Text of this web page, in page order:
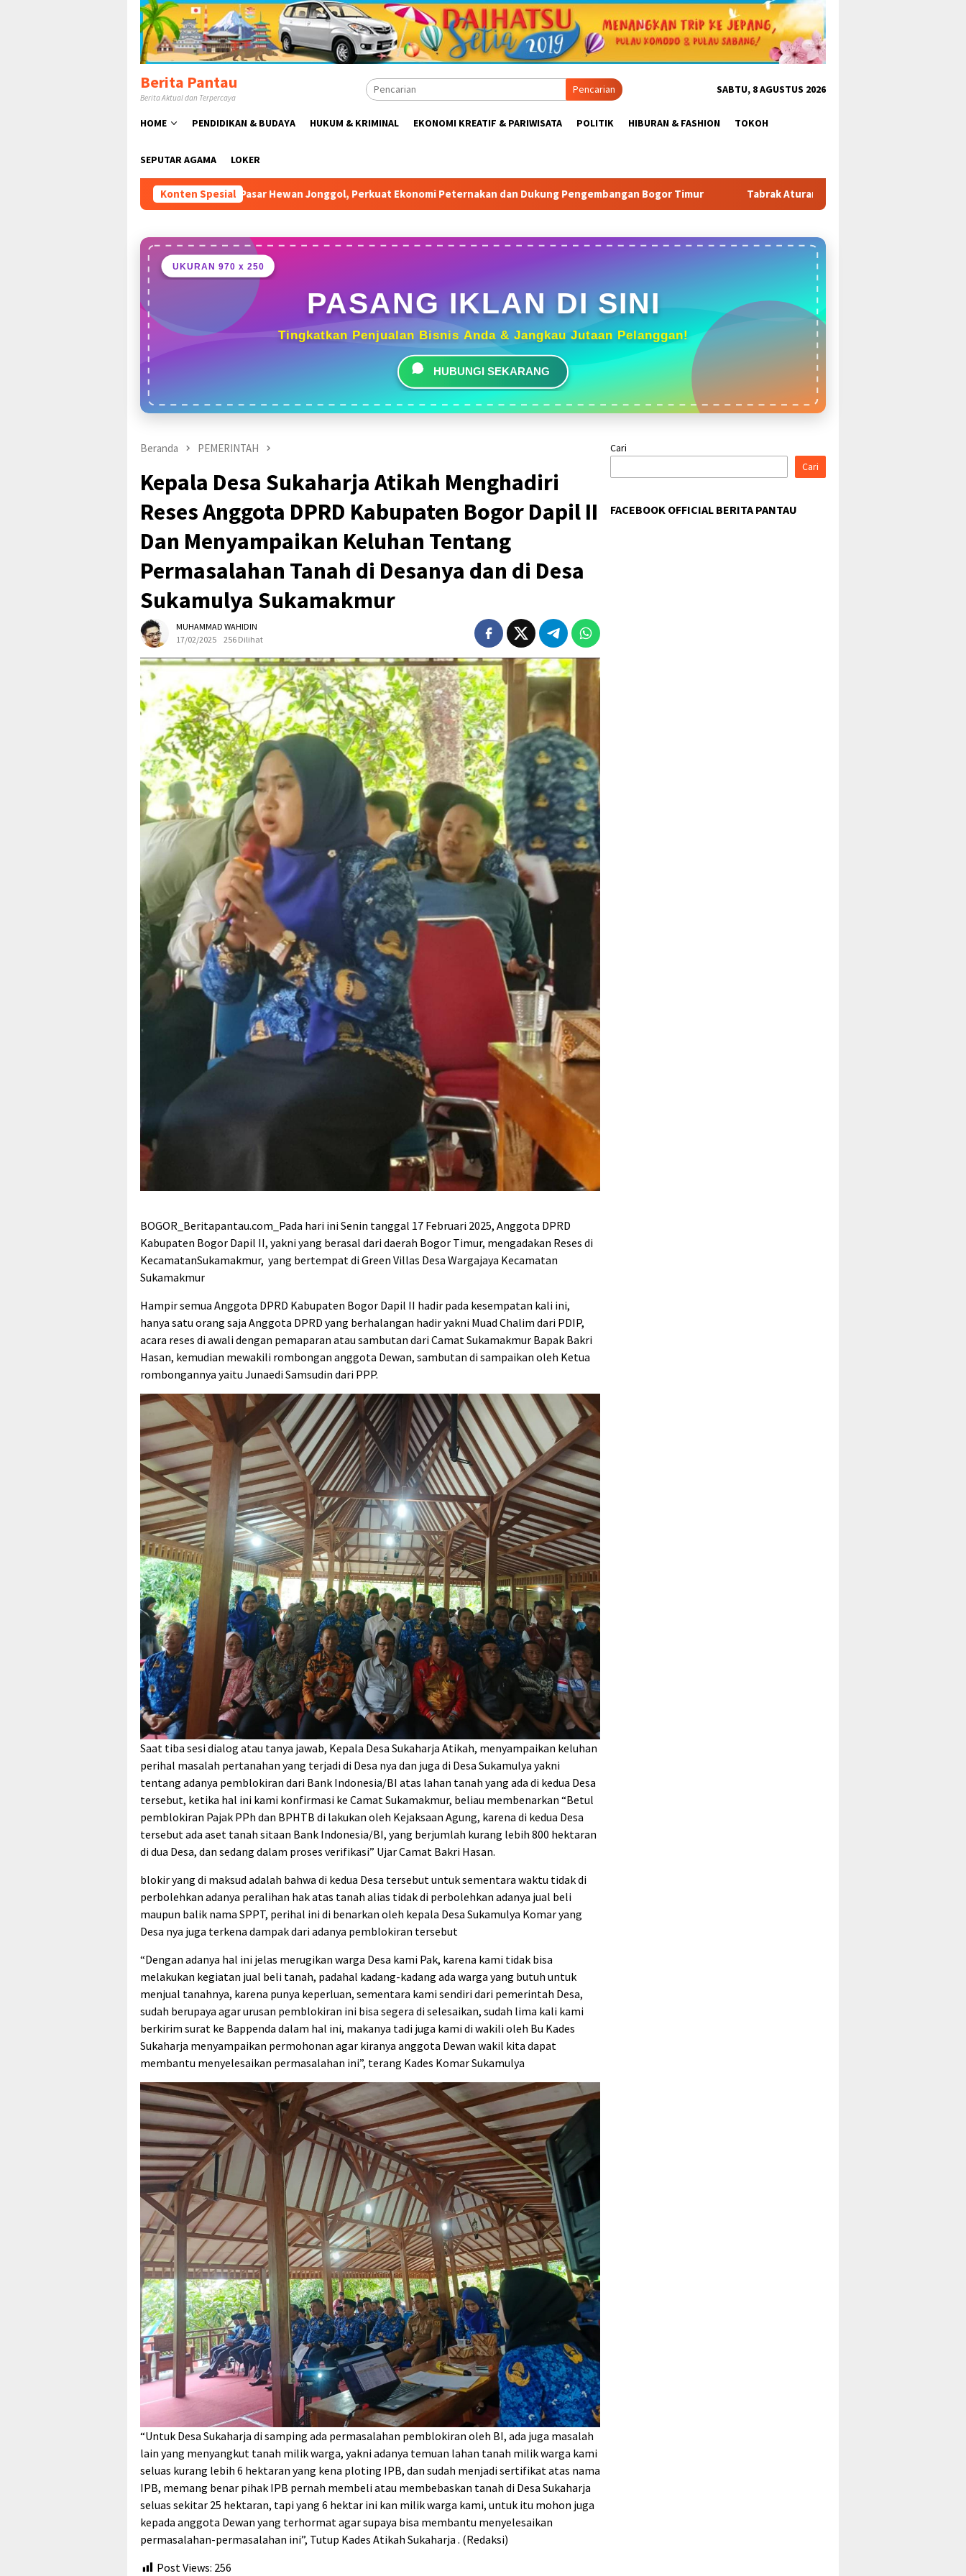
Loncat
konten
Berita Pantau
Berita Aktual dan Terpercaya
Pencarian SABTU, 8 AGUSTUS 2026
HOME PENDIDIKAN & BUDAYA HUKUM & KRIMINAL EKONOMI KREATIF & PARIWISATA POLITIK HIBURAN & FASHION TOKOH
SEPUTAR AGAMA LOKER
Konten Spesial
Resmikan Pasar Hewan Jonggol, Perkuat Ekonomi Peternakan dan Dukung Pengembangan Bogor Timur Tabrak Aturan & Tantang Satpol PP: Pembangunan Tower PT Gihon di Parung
UKURAN 970 x 250
PASANG IKLAN DI SINI
Tingkatkan Penjualan Bisnis Anda & Jangkau Jutaan Pelanggan!
HUBUNGI SEKARANG
Beranda PEMERINTAH
Kepala Desa Sukaharja Atikah Menghadiri
Reses Anggota DPRD Kabupaten Bogor Dapil II
Dan Menyampaikan Keluhan Tentang
Permasalahan Tanah di Desanya dan di Desa
Sukamulya Sukamakmur
MUHAMMAD WAHIDIN
17/02/2025
256 Dilihat
BOGOR_Beritapantau.com_Pada hari ini Senin tanggal 17 Februari 2025, Anggota DPRD
Kabupaten Bogor Dapil II, yakni yang berasal dari daerah Bogor Timur, mengadakan Reses di
KecamatanSukamakmur, yang bertempat di Green Villas Desa Wargajaya Kecamatan
Sukamakmur
Hampir semua Anggota DPRD Kabupaten Bogor Dapil II hadir pada kesempatan kali ini,
hanya satu orang saja Anggota DPRD yang berhalangan hadir yakni Muad Chalim dari PDIP,
acara reses di awali dengan pemaparan atau sambutan dari Camat Sukamakmur Bapak Bakri
Hasan, kemudian mewakili rombongan anggota Dewan, sambutan di sampaikan oleh Ketua
rombongannya yaitu Junaedi Samsudin dari PPP.
Saat tiba sesi dialog atau tanya jawab, Kepala Desa Sukaharja Atikah, menyampaikan keluhan
perihal masalah pertanahan yang terjadi di Desa nya dan juga di Desa Sukamulya yakni
tentang adanya pemblokiran dari Bank Indonesia/BI atas lahan tanah yang ada di kedua Desa
tersebut, ketika hal ini kami konfirmasi ke Camat Sukamakmur, beliau membenarkan “Betul
pemblokiran Pajak PPh dan BPHTB di lakukan oleh Kejaksaan Agung, karena di kedua Desa
tersebut ada aset tanah sitaan Bank Indonesia/BI, yang berjumlah kurang lebih 800 hektaran
di dua Desa, dan sedang dalam proses verifikasi” Ujar Camat Bakri Hasan.
blokir yang di maksud adalah bahwa di kedua Desa tersebut untuk sementara waktu tidak di
perbolehkan adanya peralihan hak atas tanah alias tidak di perbolehkan adanya jual beli
maupun balik nama SPPT, perihal ini di benarkan oleh kepala Desa Sukamulya Komar yang
Desa nya juga terkena dampak dari adanya pemblokiran tersebut
“Dengan adanya hal ini jelas merugikan warga Desa kami Pak, karena kami tidak bisa
melakukan kegiatan jual beli tanah, padahal kadang-kadang ada warga yang butuh untuk
menjual tanahnya, karena punya keperluan, sementara kami sendiri dari pemerintah Desa,
sudah berupaya agar urusan pemblokiran ini bisa segera di selesaikan, sudah lima kali kami
berkirim surat ke Bappenda dalam hal ini, makanya tadi juga kami di wakili oleh Bu Kades
Sukaharja menyampaikan permohonan agar kiranya anggota Dewan wakil kita dapat
membantu menyelesaikan permasalahan ini”, terang Kades Komar Sukamulya
“Untuk Desa Sukaharja di samping ada permasalahan pemblokiran oleh BI, ada juga masalah
lain yang menyangkut tanah milik warga, yakni adanya temuan lahan tanah milik warga kami
seluas kurang lebih 6 hektaran yang kena ploting IPB, dan sudah menjadi sertifikat atas nama
IPB, memang benar pihak IPB pernah membeli atau membebaskan tanah di Desa Sukaharja
seluas sekitar 25 hektaran, tapi yang 6 hektar ini kan milik warga kami, untuk itu mohon juga
kepada anggota Dewan yang terhormat agar supaya bisa membantu menyelesaikan
permasalahan-permasalahan ini”, Tutup Kades Atikah Sukaharja . (Redaksi)
Post Views: 256
Cari
Cari
FACEBOOK OFFICIAL BERITA PANTAU